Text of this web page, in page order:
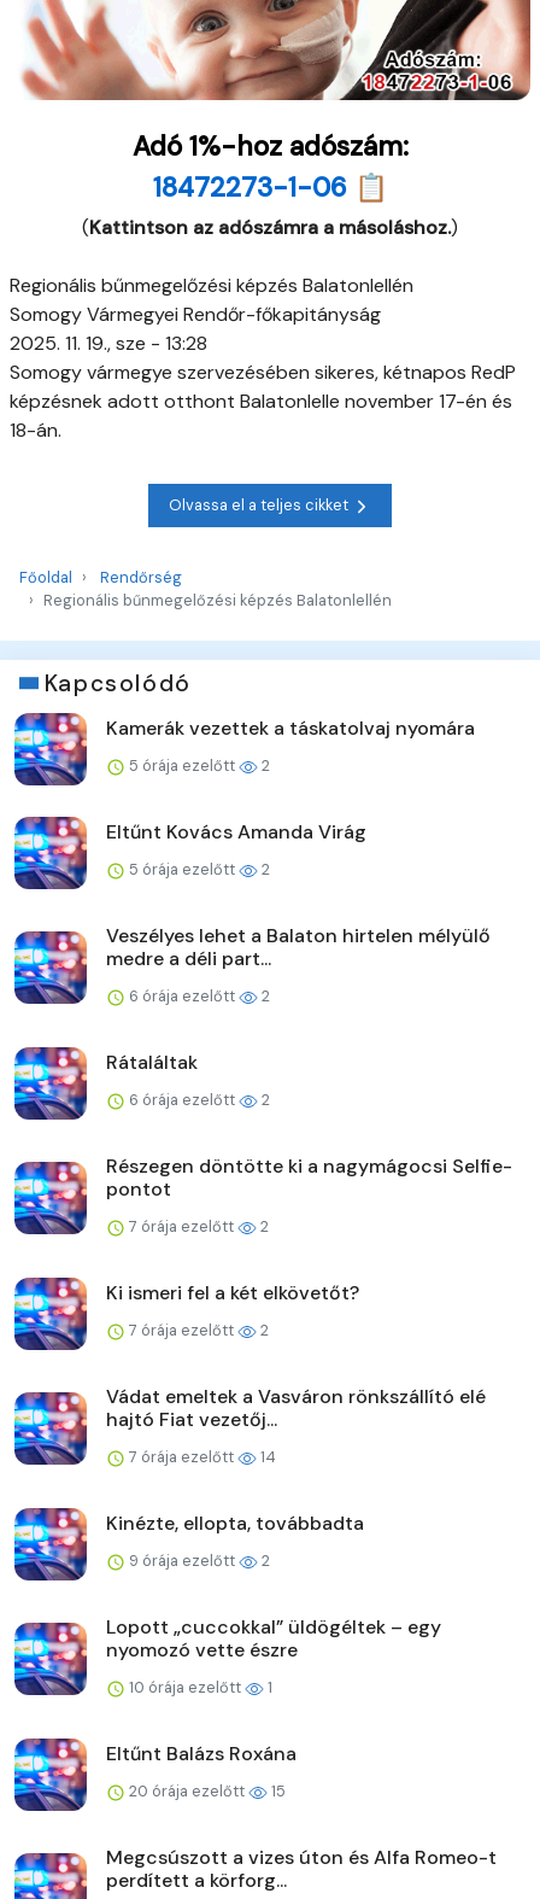
Adó 1%-hoz adószám:
18472273-1-06 📋
(Kattintson az adószámra a másoláshoz.)
Regionális bűnmegelőzési képzés Balatonlellén
Somogy Vármegyei Rendőr-főkapitányság
2025. 11. 19., sze - 13:28
Somogy vármegye szervezésében sikeres, kétnapos RedP
képzésnek adott otthont Balatonlelle november 17-én és
18-án.
Olvassa el a teljes cikket
Főoldal
Rendőrség
Regionális bűnmegelőzési képzés Balatonlellén
Kapcsolódó
Kamerák vezettek a táskatolvaj nyomára
5 órája ezelőtt 2
Eltűnt Kovács Amanda Virág
5 órája ezelőtt 2
Veszélyes lehet a Balaton hirtelen mélyülő
medre a déli part...
6 órája ezelőtt 2
Rátaláltak
6 órája ezelőtt 2
Részegen döntötte ki a nagymágocsi Selfie-
pontot
7 órája ezelőtt 2
Ki ismeri fel a két elkövetőt?
7 órája ezelőtt 2
Vádat emeltek a Vasváron rönkszállító elé
hajtó Fiat vezetőj...
7 órája ezelőtt 14
Kinézte, ellopta, továbbadta
9 órája ezelőtt 2
Lopott „cuccokkal” üldögéltek – egy
nyomozó vette észre
10 órája ezelőtt 1
Eltűnt Balázs Roxána
20 órája ezelőtt 15
Megcsúszott a vizes úton és Alfa Romeo-t
perdített a körforg...